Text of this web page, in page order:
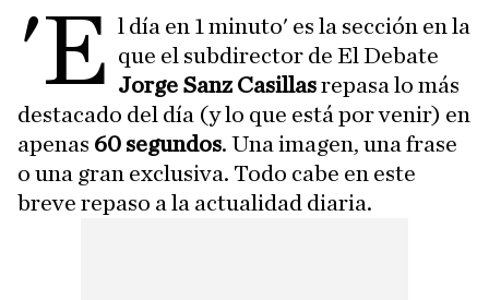
'E l día en 1 minuto' es la sección en la
que el subdirector de El Debate
Jorge Sanz Casillasrepasa lo más
destacado del día (y lo que está por venir) en
apenas 60 segundos. Una imagen, una frase
o una gran exclusiva. Todo cabe en este
breve repaso a la actualidad diaria.